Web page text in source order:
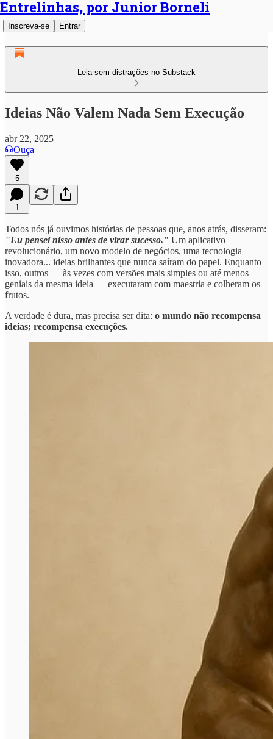
Entrelinhas, por Junior Borneli
Inscreva-se Entrar
Leia sem distrações no Substack
Ideias Não Valem Nada Sem Execução
abr 22, 2025
Ouça
5
1
Todos nós já ouvimos histórias de pessoas que, anos atrás, disseram:
"Eu pensei nisso antes de virar sucesso." Um aplicativo
revolucionário, um novo modelo de negócios, uma tecnologia
inovadora... ideias brilhantes que nunca saíram do papel. Enquanto
isso, outros — às vezes com versões mais simples ou até menos
geniais da mesma ideia — executaram com maestria e colheram os
frutos.
A verdade é dura, mas precisa ser dita: o mundo não recompensa
ideias; recompensa execuções.